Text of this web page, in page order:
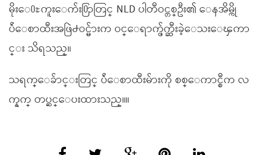
မိုးေ႐ႊကူးေက်း႐ြာတြင္ NLD ပါတီဝင္တစ္ဦး၏ ေနအိမ္ကို
ပ်ဴေစာထီးအဖြဲ႕ဝင္မ်ားက ဝင္ေရာက္ဖ်က္ဆီးခဲ့ေသးေၾကာ
င္း သိရသည္။
သရက္ေခ်ာင္းတြင္ ပ်ဴေစာထီးမ်ားကို စစ္ေကာင္စီက လ
က္နက္ တပ္ဆင္ေပးထားသည္။။